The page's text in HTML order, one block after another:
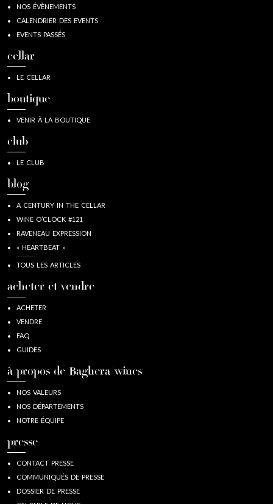
NOS ÉVÈNEMENTS
CALENDRIER DES EVENTS
EVENTS PASSÉS
cellar
LE CELLAR
boutique
VENIR À LA BOUTIQUE
club
LE CLUB
blog
A CENTURY IN THE CELLAR
WINE O’CLOCK #121
RAVENEAU EXPRESSION
« HEARTBEAT »
TOUS LES ARTICLES
acheter et vendre
ACHETER
VENDRE
FAQ
GUIDES
à propos de Baghera/wines
NOS VALEURS
NOS DÉPARTEMENTS
NOTRE ÉQUIPE
presse
CONTACT PRESSE
COMMUNIQUÉS DE PRESSE
DOSSIER DE PRESSE